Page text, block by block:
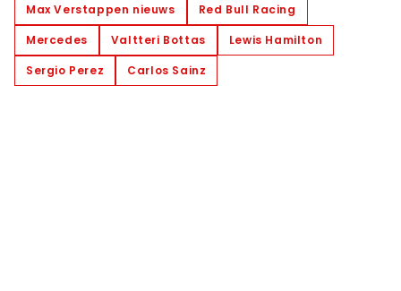
Max Verstappen nieuws
Red Bull Racing
Mercedes
Valtteri Bottas
Lewis Hamilton
Sergio Perez
Carlos Sainz